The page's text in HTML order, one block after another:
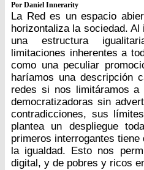
Por Daniel Innerarity
La Red es un espacio
horizontaliza la sociedad.
una estructura
limitaciones inherentes a
como una peculiar
haríamos una descripción
redes si nos limitáramos a
democratizadoras sin
contradicciones, sus
plantea un despliegue
primeros interrogantes
la igualdad. Esto nos
digital, y de pobres y ricos